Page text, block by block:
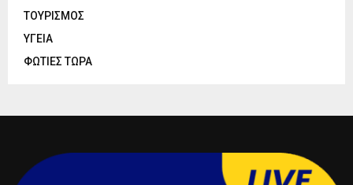
ΤΟΥΡΙΣΜΟΣ
ΥΓΕΙΑ
ΦΩΤΙΕΣ ΤΩΡΑ